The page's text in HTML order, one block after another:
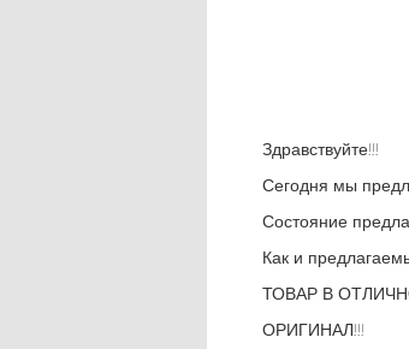
Здравствуйте!!!
Сегодня мы
Состояние
Как и
ТОВАР В
ОРИГИНАЛ!!!